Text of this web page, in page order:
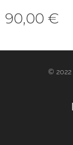
90,00 €
© 2022